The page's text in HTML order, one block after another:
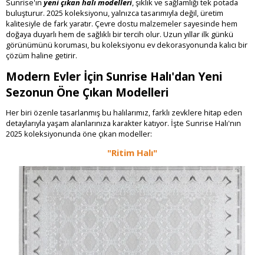
Sunrise'ın yeni çıkan halı modelleri, şıklık ve sağlamlığı tek potada
buluşturur. 2025 koleksiyonu, yalnızca tasarımıyla değil, üretim
kalitesiyle de fark yaratır. Çevre dostu malzemeler sayesinde hem
doğaya duyarlı hem de sağlıklı bir tercih olur. Uzun yıllar ilk günkü
görünümünü koruması, bu koleksiyonu ev dekorasyonunda kalıcı bir
çözüm haline getirir.
Modern Evler İçin Sunrise Halı'dan Yeni
Sezonun Öne Çıkan Modelleri
Her biri özenle tasarlanmış bu halılarımız, farklı zevklere hitap eden
detaylarıyla yaşam alanlarınıza karakter katıyor. İşte Sunrise Halı'nın
2025 koleksiyonunda öne çıkan modeller:
"Ritim Halı"